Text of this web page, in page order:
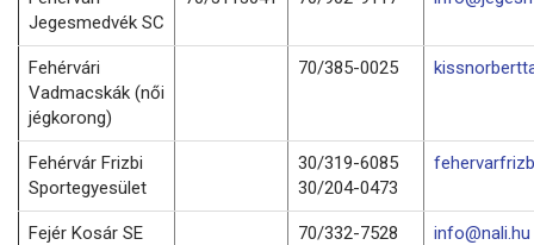
Jegesmedvék SC
Fehérvári
Vadmacskák (női
jégkorong)
70/385-0025
Fehérvár Frizbi
Sportegyesület
30/319-6085
30/204-0473
Fejér Kosár SE
70/332-7528
info@nali.hu